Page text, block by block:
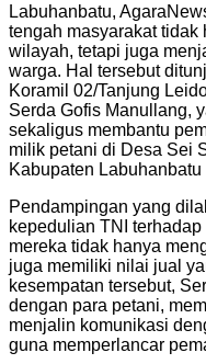
Labuhanbatu,
tengah masyarakat tidak
wilayah, tetapi juga
warga. Hal tersebut
Koramil 02/Tanjung
Serda Gofis Manullang,
sekaligus membantu
milik petani di Desa Sei
Kabupaten
Pendampingan yang
kepedulian TNI
mereka tidak hanya
juga memiliki nilai jual
kesempatan tersebut,
dengan para petani,
menjalin komunikasi
guna memperlancar